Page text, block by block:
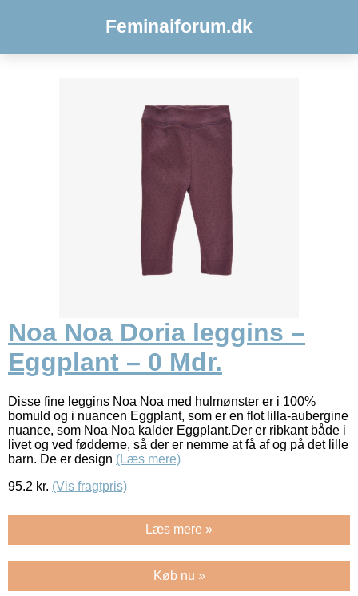
Feminaiforum.dk
Noa Noa Doria leggins –
Eggplant – 0 Mdr.
Disse fine leggins Noa Noa med hulmønster er i 100%
bomuld og i nuancen Eggplant, som er en flot lilla-aubergine
nuance, som Noa Noa kalder Eggplant.Der er ribkant både i
livet og ved fødderne, så der er nemme at få af og på det lille
barn. De er design (Læs mere)
95.2 kr. (Vis fragtpris)
Læs mere »
Køb nu »